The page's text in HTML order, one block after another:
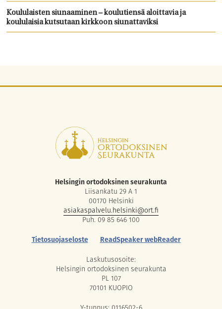
Koululaisten siunaaminen – koulutiensä aloittavia ja
koululaisia kutsutaan kirkkoon siunattaviksi
Helsingin ortodoksinen seurakunta
Liisankatu 29 A 1
00170 Helsinki
asiakaspalvelu.helsinki@ort.fi
Puh. 09 85 646 100
Tietosuojaseloste
ReadSpeaker webReader
Laskutusosoite:
Helsingin ortodoksinen seurakunta
PL 107
70101 KUOPIO